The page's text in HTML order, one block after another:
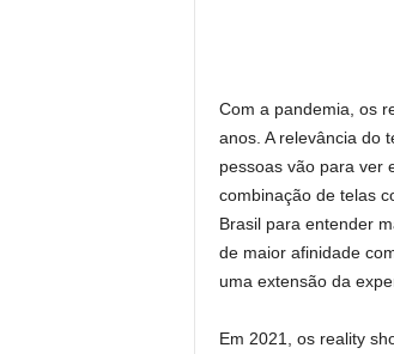
Com a pandemia, os
anos. A relevância do
pessoas vão para ver
combinação de telas
Brasil para entender
de maior afinidade
uma extensão da
Em 2021, os reality